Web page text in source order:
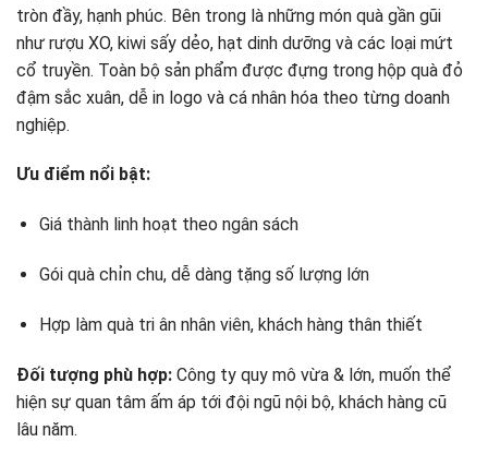
tròn đầy, hạnh phúc. Bên trong là những món quà gần gũi
như rượu XO, kiwi sấy dẻo, hạt dinh dưỡng và các loại mứt
cổ truyền. Toàn bộ sản phẩm được đựng trong hộp quà đỏ
đậm sắc xuân, dễ in logo và cá nhân hóa theo từng doanh
nghiệp.
Ưu điểm nổi bật:
Giá thành linh hoạt theo ngân sách
Gói quà chỉn chu, dễ dàng tặng số lượng lớn
Hợp làm quà tri ân nhân viên, khách hàng thân thiết
Đối tượng phù hợp: Công ty quy mô vừa & lớn, muốn thể
hiện sự quan tâm ấm áp tới đội ngũ nội bộ, khách hàng cũ
lâu năm.